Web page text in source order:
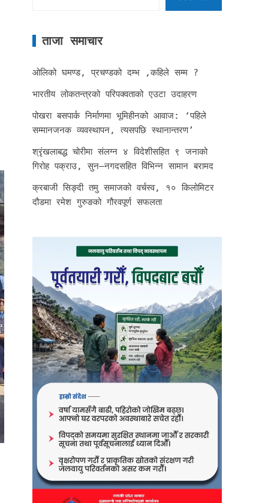
ताजा समाचार
ओलिको घमण्ड, प्रचण्डको दम्भ ,कहिले सम्म ?
भारतीय लोकतन्त्रको परिपक्वताको एउटा उदाहरण
पोखरा बसपार्क निर्माणमा भूमिहीनको आवाज: ‘पहिले
सम्मानजनक व्यवस्थापन, त्यसपछि स्थानान्तरण’
श्रृंखलाबद्ध चोरीमा संलग्न ४ विदेशीसहित ९ जनाको
गिरोह पक्राउ, सुन–नगदसहित विभिन्न सामान बरामद
क्रबाजी सिङ्दी तमु समाजको वर्चस्व, १० किलोमिटर
दौडमा रमेश गुरुङको गौरवपूर्ण सफलता